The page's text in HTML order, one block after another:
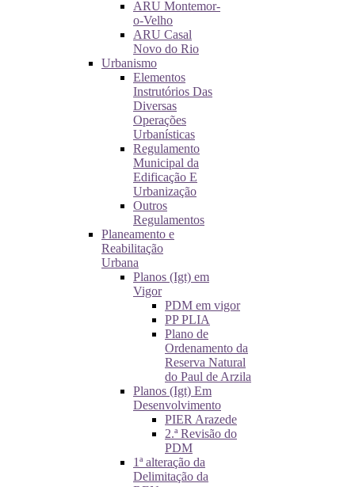
ARU Montemor-
o-Velho
ARU Casal
Novo do Rio
Urbanismo
Elementos
Instrutórios Das
Diversas
Operações
Urbanísticas
Regulamento
Municipal da
Edificação E
Urbanização
Outros
Regulamentos
Planeamento e
Reabilitação
Urbana
Planos (Igt) em
Vigor
PDM em vigor
PP PLIA
Plano de
Ordenamento da
Reserva Natural
do Paul de Arzila
Planos (Igt) Em
Desenvolvimento
PIER Arazede
2.ª Revisão do
PDM
1ª alteração da
Delimitação da